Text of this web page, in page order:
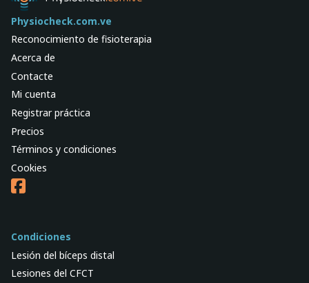
Physiocheck.com.ve
Reconocimiento de fisioterapia
Acerca de
Contacte
Mi cuenta
Registrar práctica
Precios
Términos y condiciones
Cookies
Condiciones
Lesión del bíceps distal
Lesiones del CFCT